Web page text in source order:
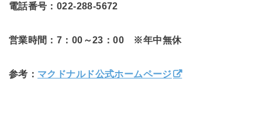
電話番号：022-288-5672
営業時間：7：00～23：00 ※年中無休
参考： マクドナルド公式ホームページ